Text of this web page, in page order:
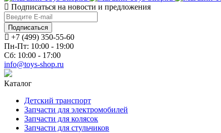
Подписаться на новости и предложения
Подписаться
+7 (499) 350-55-60
Пн-Пт: 10:00 - 19:00
Сб: 10:00 - 17:00
info@toys-shop.ru
Каталог
Детский транспорт
Запчасти для электромобилей
Запчасти для колясок
Запчасти для стульчиков